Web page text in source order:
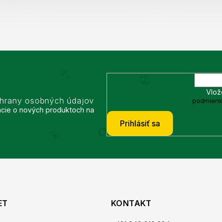
osobných údajov
o nových produktoch na
Prihlásiť sa
KONTAKT